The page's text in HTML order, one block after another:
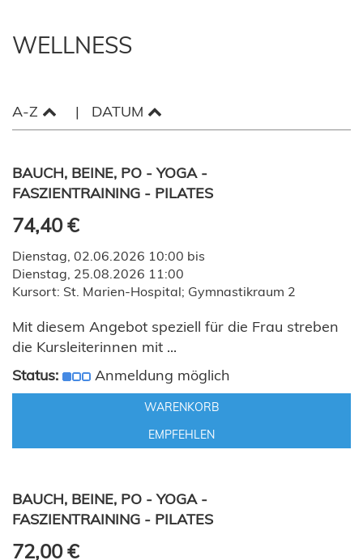
WELLNESS
A-Z DATUM
BAUCH, BEINE, PO - YOGA -
FASZIENTRAINING - PILATES
74,40 €
Dienstag, 02.06.2026 10:00 bis
Dienstag, 25.08.2026 11:00
Kursort: St. Marien-Hospital; Gymnastikraum 2
Mit diesem Angebot speziell für die Frau streben
die Kursleiterinnen mit ...
Status:
Anmeldung möglich
WARENKORB
EMPFEHLEN
BAUCH, BEINE, PO - YOGA -
FASZIENTRAINING - PILATES
72,00 €